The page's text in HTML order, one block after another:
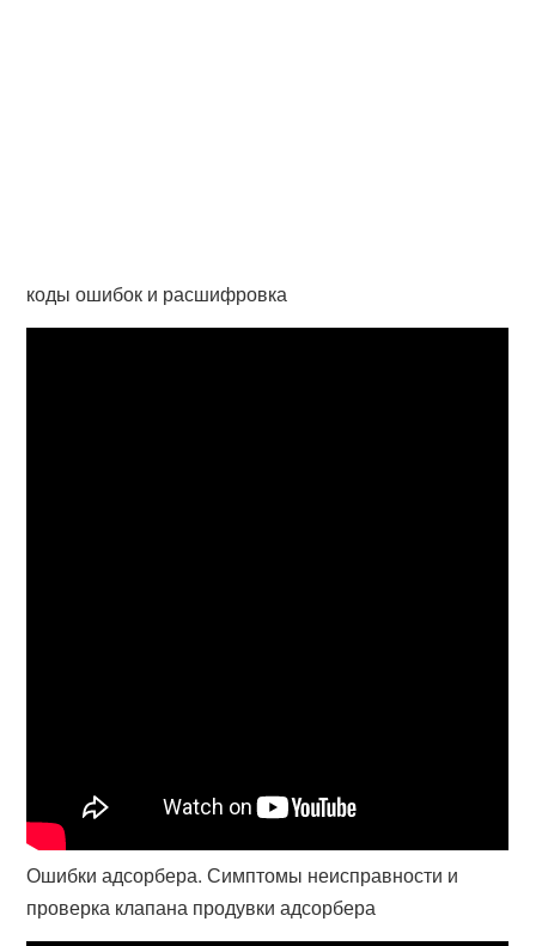
коды ошибок и расшифровка
Ошибки адсорбера. Симптомы неисправности и
проверка клапана продувки адсорбера